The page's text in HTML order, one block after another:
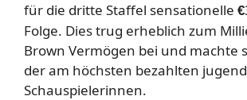
für die dritte Staffel sensationelle €
Folge. Dies trug erheblich zum
Brown Vermögen bei und machte
der am höchsten bezahlten
Schauspielerinnen.